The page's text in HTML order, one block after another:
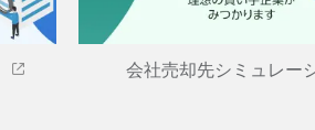
会社売却先シミュレー